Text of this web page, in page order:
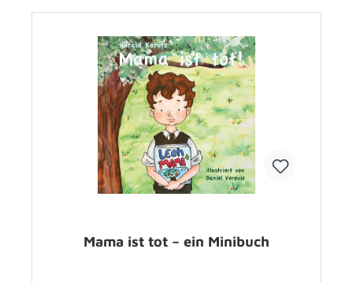
Mama ist tot – ein Minibuch